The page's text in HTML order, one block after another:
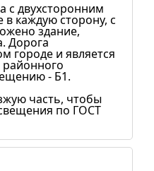
с двухсторонним
каждую сторону, с
здание,
Дорога
городе и является
- Б1.
часть, чтобы
по ГОСТ